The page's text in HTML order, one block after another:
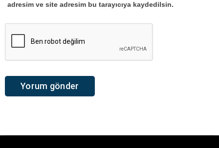
adresim ve site adresim bu tarayıcıya kaydedilsin.